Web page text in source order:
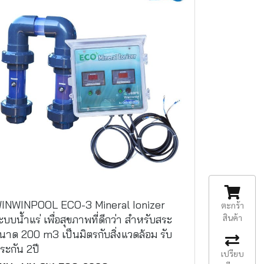
ECO-3 Mineral Ionizer
บบน้ำแร่ เพื่อสุขภาพที่ดีกว่า สำหรับสระ
าด 200 m3 เป็นมิตรกับสิ่งแวดล้อม รับ
ะกัน 2ปี
ตะกร้า
สินค้า
เปรียบ